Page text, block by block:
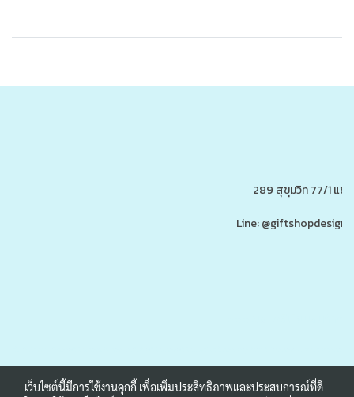
289 สุขุมวิท 77/1 แข
Line:
เว็บไซต์นี้มีการใช้งานคุกกี้ เพื่อเพิ่มประสิทธิภาพและประสบการณ์ที่ดี